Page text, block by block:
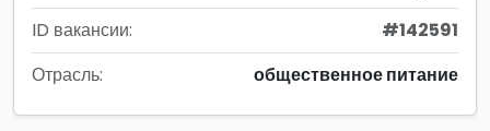
ID вакансии:
#142591
Отрасль:
общественное питание